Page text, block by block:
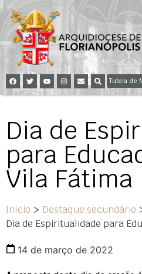
Tutela de
Dia de
para
Vila Fátima
Início > Destaque secundário
Dia de Espiritualidade para
14 de março de 2022